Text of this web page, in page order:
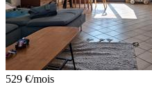
529 €/mois